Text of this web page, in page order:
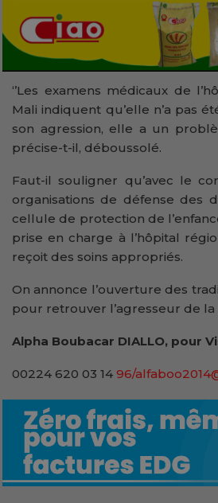
‘’Les examens médicaux de
Mali indiquent qu’elle n’a pas
son agression, elle a un
précise-t-il, déboussolé.
Faut-il souligner qu’avec le
organisations de défense des
cellule de protection de
prise en charge à l’hôpital
reçoit des soins appropriés.
On annonce l’ouverture des
pour retrouver l’agresseur de
Alpha Boubacar DIALLO, pour
00224 620 03 14 96/